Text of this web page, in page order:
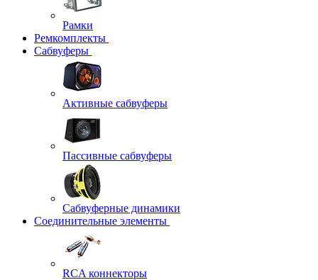
Рамки
Ремкомплекты
Сабвуферы
Активные сабвуферы
Пассивные сабвуферы
Сабвуферные динамики
Соединительные элементы
RCA коннекторы